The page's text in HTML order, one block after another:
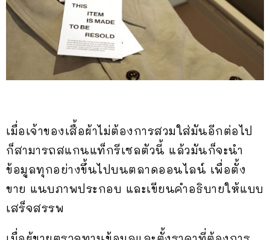
เมื่อเจ้าของเสื้อผ้าไม่ต้องการสวมใส่มันอีกต่อไป
ก็สามารถสแกนแท็กรีเซลตัวนี้ แล้วมันก็จะนำ
ข้อมูลทุกอย่างขึ้นไปบนตลาดออนไลน์ เพื่อตั้ง
ขาย แนบภาพประกอบ และเขียนคำอธิบายให้แบบ
เสร็จสรรพ